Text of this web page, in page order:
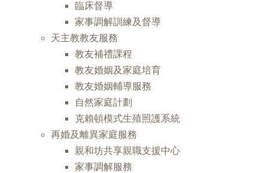
臨床督導
家事調解訓練及督導
天主教教友服務
教友補禮課程
教友婚姻及家庭培育
教友婚姻輔導服務
自然家庭計劃
克賴頓模式生殖照護系統
再婚及離異家庭服務
親和坊共享親職支援中心
家事調解服務